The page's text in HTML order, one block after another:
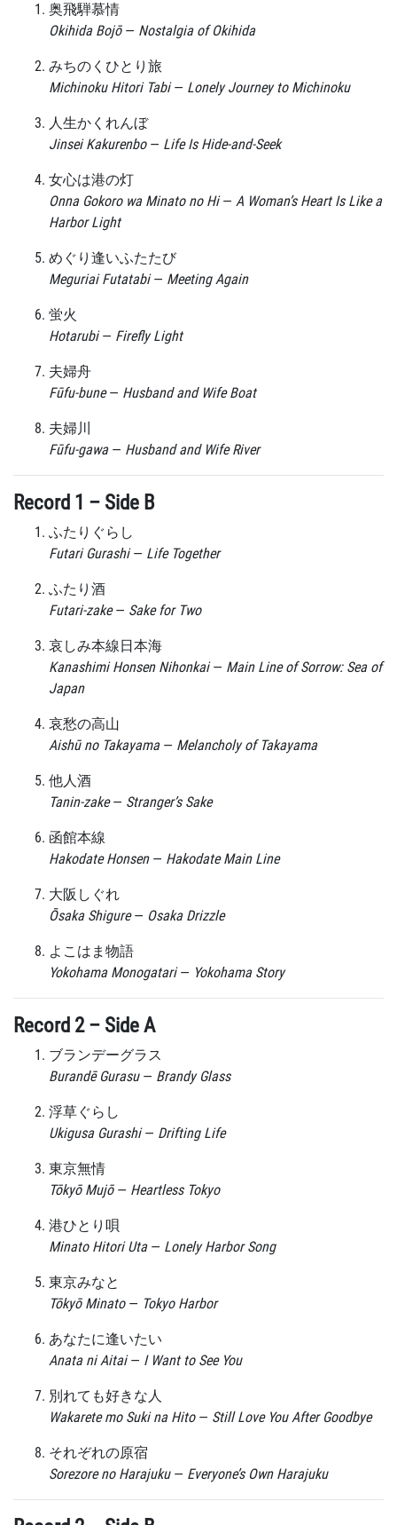
奥飛騨慕情
Okihida Bojō— Nostalgia of Okihida
みちのくひとり旅
Michinoku Hitori Tabi— Lonely Journey to Michinoku
人生かくれんぼ
Jinsei Kakurenbo— Life Is Hide-and-Seek
女心は港の灯
Onna Gokoro wa Minato no Hi— A Woman’s Heart Is Like a
Harbor Light
めぐり逢いふたたび
Meguriai Futatabi— Meeting Again
蛍火
Hotarubi— Firefly Light
夫婦舟
Fūfu-bune— Husband and Wife Boat
夫婦川
Fūfu-gawa— Husband and Wife River
Record 1 – Side B
ふたりぐらし
Futari Gurashi— Life Together
ふたり酒
Futari-zake— Sake for Two
哀しみ本線日本海
Kanashimi Honsen Nihonkai— Main Line of Sorrow: Sea of
Japan
哀愁の高山
Aishū no Takayama— Melancholy of Takayama
他人酒
Tanin-zake— Stranger’s Sake
函館本線
Hakodate Honsen— Hakodate Main Line
大阪しぐれ
Ōsaka Shigure— Osaka Drizzle
よこはま物語
Yokohama Monogatari— Yokohama Story
Record 2 – Side A
ブランデーグラス
Burandē Gurasu— Brandy Glass
浮草ぐらし
Ukigusa Gurashi— Drifting Life
東京無情
Tōkyō Mujō— Heartless Tokyo
港ひとり唄
Minato Hitori Uta— Lonely Harbor Song
東京みなと
Tōkyō Minato— Tokyo Harbor
あなたに逢いたい
Anata ni Aitai— I Want to See You
別れても好きな人
Wakarete mo Suki na Hito— Still Love You After Goodbye
それぞれの原宿
Sorezore no Harajuku— Everyone’s Own Harajuku